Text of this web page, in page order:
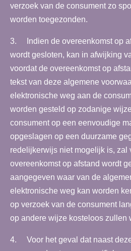
verzoek van de consument zo
worden toegezonden.
3. Indien de overeenkomst op
wordt gesloten, kan in afwijking
voordat de overeenkomst op
tekst van deze algemene
elektronische weg aan de
worden gesteld op zodanige
consument op een eenvoudige
opgeslagen op een duurzame
redelijkerwijs niet mogelijk is, zal
overeenkomst op afstand wordt
aangegeven waar van de
elektronische weg kan worden
op verzoek van de consument
op andere wijze kosteloos zullen
4. Voor het geval dat naast